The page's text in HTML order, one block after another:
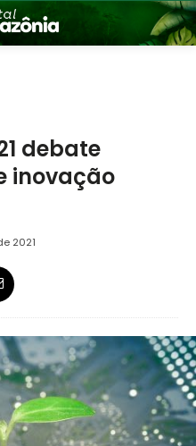
debate
inovação
2021